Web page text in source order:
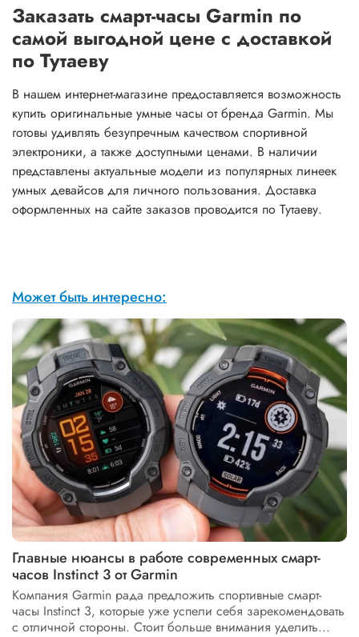
Заказать смарт-часы Garmin по
самой выгодной цене с доставкой
по Тутаеву
В нашем интернет-магазине предоставляется возможность
купить оригинальные умные часы от бренда Garmin. Мы
готовы удивлять безупречным качеством спортивной
электроники, а также доступными ценами. В наличии
представлены актуальные модели из популярных линеек
умных девайсов для личного пользования. Доставка
оформленных на сайте заказов проводится по Тутаеву.
Может быть интересно:
Главные нюансы в работе современных смарт-
часов Instinct 3 от Garmin
Компания Garmin рада предложить спортивные смарт-
часы Instinct 3, которые уже успели себя зарекомендовать
с отличной стороны. Стоит больше внимания уделить...